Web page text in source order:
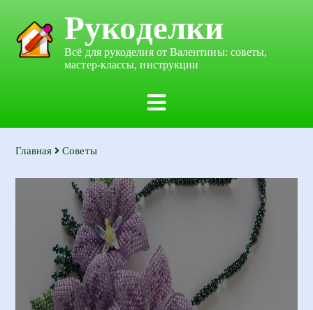
Рукоделки
Всё для рукоделия от Валентины: советы,
мастер-классы, инструкции
Главная Советы